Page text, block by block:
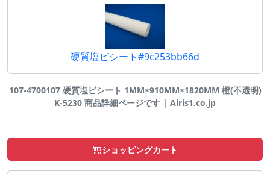
硬質塩ビシート#9c253bb66d
107-4700107 硬質塩ビシート 1MM×910MM×1820MM 橙(不透明)
K-5230 商品詳細ページです | Airis1.co.jp
ショッピングカート